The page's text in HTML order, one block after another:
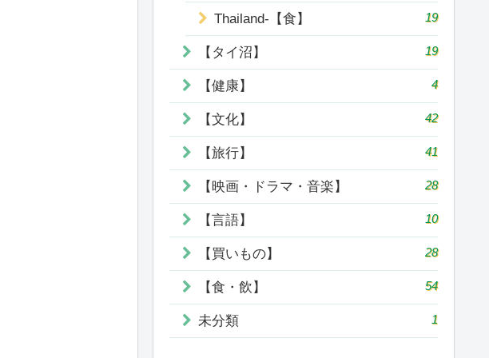
Thailand-【食】 19
【タイ沼】 19
【健康】 4
【文化】 42
【旅行】 41
【映画・ドラマ・音楽】 28
【言語】 10
【買いもの】 28
【食・飲】 54
未分類 1